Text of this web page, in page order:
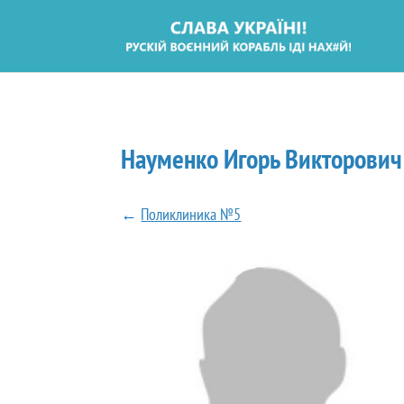
Науменко Игорь Викторович
← Поликлиника №5